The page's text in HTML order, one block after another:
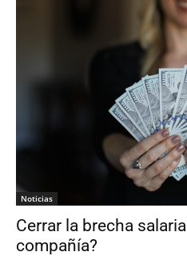
Noticias
Cerrar la brecha
compañía?